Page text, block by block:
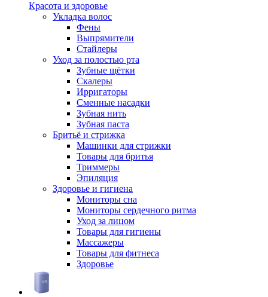
Красота и здоровье
Укладка волос
Фены
Выпрямители
Стайлеры
Уход за полостью рта
Зубные щётки
Скалеры
Ирригаторы
Сменные насадки
Зубная нить
Зубная паста
Бритьё и стрижка
Машинки для стрижки
Товары для бритья
Триммеры
Эпиляция
Здоровье и гигиена
Мониторы сна
Мониторы сердечного ритма
Уход за лицом
Товары для гигиены
Массажеры
Товары для фитнеса
Здоровье